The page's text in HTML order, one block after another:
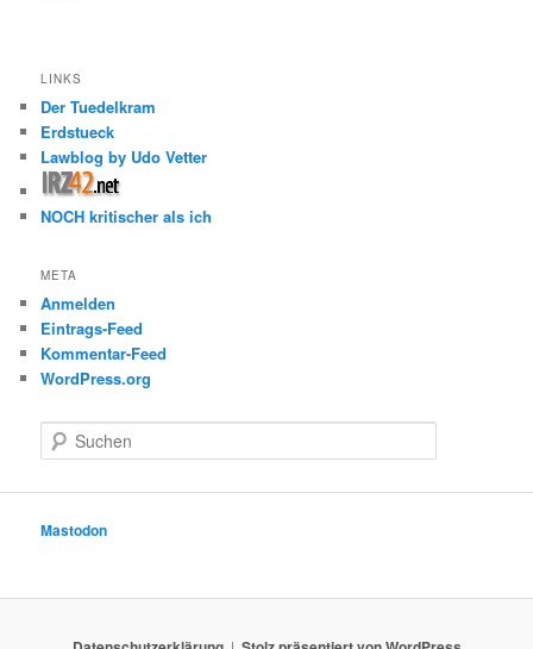
LINKS
Der Tuedelkram
Erdstueck
Lawblog by Udo Vetter
NOCH kritischer als ich
META
Anmelden
Eintrags-Feed
Kommentar-Feed
WordPress.org
u
e
Mastodon